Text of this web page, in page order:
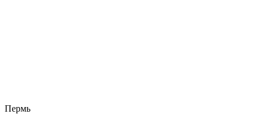
Пермь